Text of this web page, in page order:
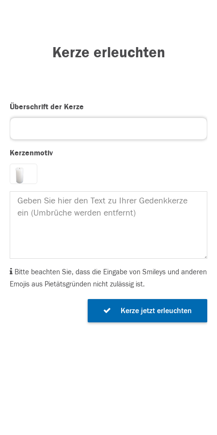
Kerze erleuchten
Überschrift der Kerze
Kerzenmotiv
Bitte beachten Sie, dass die Eingabe von Smileys und anderen
Emojis aus Pietätsgründen nicht zulässig ist.
Kerze jetzt erleuchten